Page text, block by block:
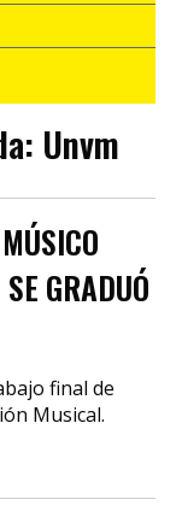
Unvm
GRADUÓ
final de
Musical.